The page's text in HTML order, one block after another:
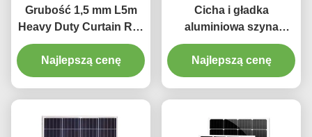
Grubość 1,5 mm L5m
Heavy Duty Curtain Rail
Pinch Plisowana szyna
kurtynowa
Najlepszą cenę
Cicha i gładka
aluminiowa szyna
kurtynowa o długości
6,7 m
Najlepszą cenę